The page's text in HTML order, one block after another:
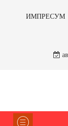
ИМПРЕСУМ